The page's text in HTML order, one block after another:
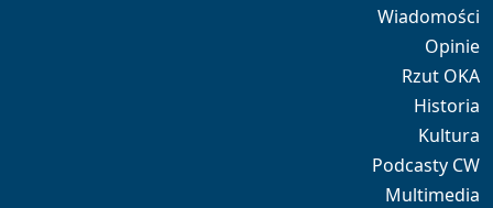
Wiadomości
Opinie
Rzut OKA
Historia
Kultura
Podcasty CW
Multimedia